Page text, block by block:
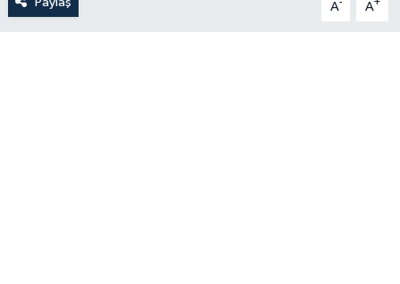
A- A+